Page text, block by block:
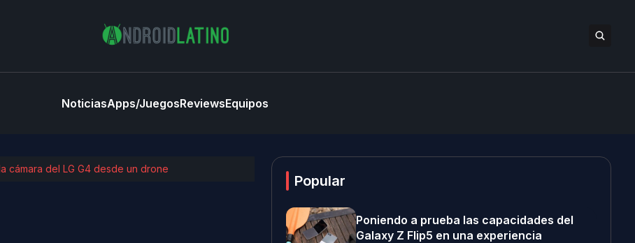
NoticiasApps/JuegosReviewsEquipos
cámara del LG G4 desde un drone
Popular
Poniendo a prueba las capacidades del
Galaxy Z Flip5 en una experiencia